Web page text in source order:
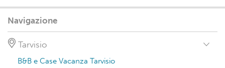
Navigazione
Tarvisio
B&B e Case Vacanza Tarvisio